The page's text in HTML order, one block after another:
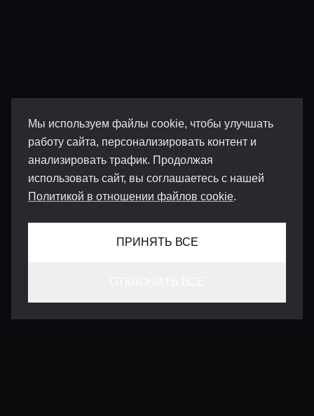
Мы используем файлы cookie, чтобы улучшать
работу сайта, персонализировать контент и
анализировать трафик. Продолжая
использовать сайт, вы соглашаетесь с нашей
Политикой в отношении файлов cookie.
ПРИНЯТЬ ВСЕ